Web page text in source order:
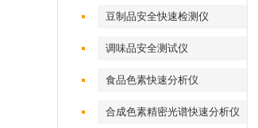
豆制品安全快速检测仪
调味品安全测试仪
食品色素快速分析仪
合成色素精密光谱快速分析仪